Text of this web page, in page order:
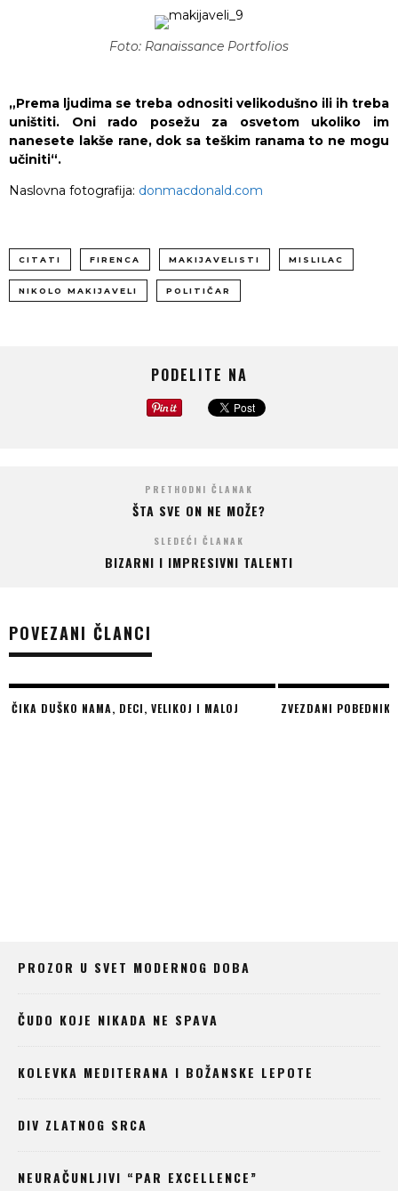
Foto: Ranaissance Portfolios
„Prema ljudima se treba odnositi velikodušno ili ih treba
uništiti. Oni rado posežu za osvetom ukoliko im
nanesete lakše rane, dok sa teškim ranama to ne mogu
učiniti“.
Naslovna fotografija: donmacdonald.com
CITATI FIRENCA MAKIJAVELISTI MISLILAC
NIKOLO MAKIJAVELI POLITIČAR
PODELITE NA
PRETHODNI ČLANAK
ŠTA SVE ON NE MOŽE?
SLEDEĆI ČLANAK
BIZARNI I IMPRESIVNI TALENTI
POVEZANI ČLANCI
ČIKA DUŠKO NAMA, DECI, VELIKOJ I MALOJ ZVEZDANI POBEDNIK
PROZOR U SVET MODERNOG DOBA
ČUDO KOJE NIKADA NE SPAVA
KOLEVKA MEDITERANA I BOŽANSKE LEPOTE
DIV ZLATNOG SRCA
NEURAČUNLJIVI “PAR EXCELLENCE”